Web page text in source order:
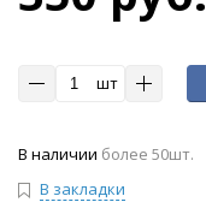
шт
В наличии более 50шт.
В закладки